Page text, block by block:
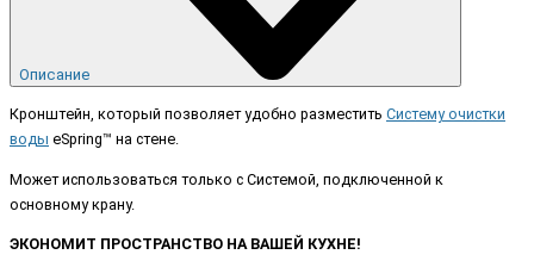
Описание
Кронштейн, который позволяет удобно разместить Систему очистки
воды eSpring™ на стене.
Может использоваться только с Системой, подключенной к
основному крану.
ЭКОНОМИТ ПРОСТРАНСТВО НА ВАШЕЙ КУХНЕ!